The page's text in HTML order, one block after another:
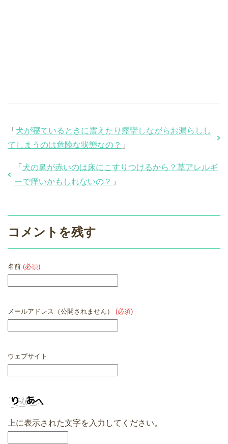
「 犬が寝ているときに震えたり痙攣しながらお漏らしし
てしまうのは危険な状態なの？ 」
「 犬の鼻が赤いのは床にこすりつけるから？草アレルギ
ーで痒いかもしれないの？ 」
コメントを残す
名前 (必須)
メールアドレス（公開されません） (必須)
ウェブサイト
上に表示された文字を入力してください。